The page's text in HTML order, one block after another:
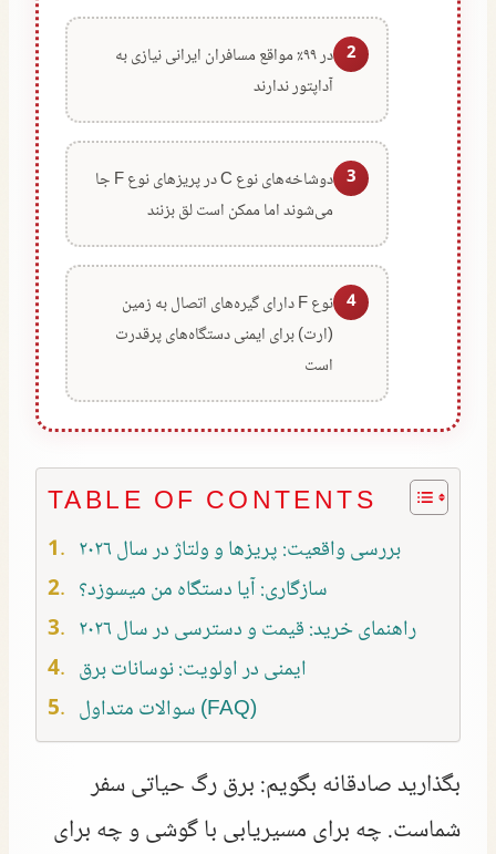
2
در ۹۹٪ مواقع مسافران ایرانی نیازی به
آداپتور ندارند
3
دوشاخه‌های نوع C در پریزهای نوع F جا
می‌شوند اما ممکن است لق بزنند
4
نوع F دارای گیره‌های اتصال به زمین
(ارت) برای ایمنی دستگاه‌های پرقدرت
است
TABLE OF CONTENTS
بررسی واقعیت: پریزها و ولتاژ در سال ۲۰۲۶
سازگاری: آیا دستگاه من میسوزد؟
راهنمای خرید: قیمت و دسترسی در سال ۲۰۲۶
ایمنی در اولویت: نوسانات برق
سوالات متداول (FAQ)
بگذارید صادقانه بگویم: برق رگ حیاتی سفر
شماست. چه برای مسیریابی با گوشی و چه برای